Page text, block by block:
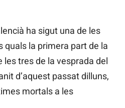
ha sigut una de les
quals la primera part de la
les tres de la vesprada del
d’aquest passat dilluns,
mortals a les